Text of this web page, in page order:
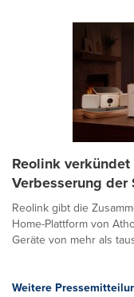
Reolink
Verbesserung der
Reolink gibt die
Home-Plattform von
Geräte von mehr als
Weitere